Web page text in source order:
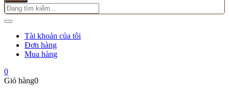
Tài khoản của tôi
Đơn hàng
Mua hàng
0
Giỏ hàng0